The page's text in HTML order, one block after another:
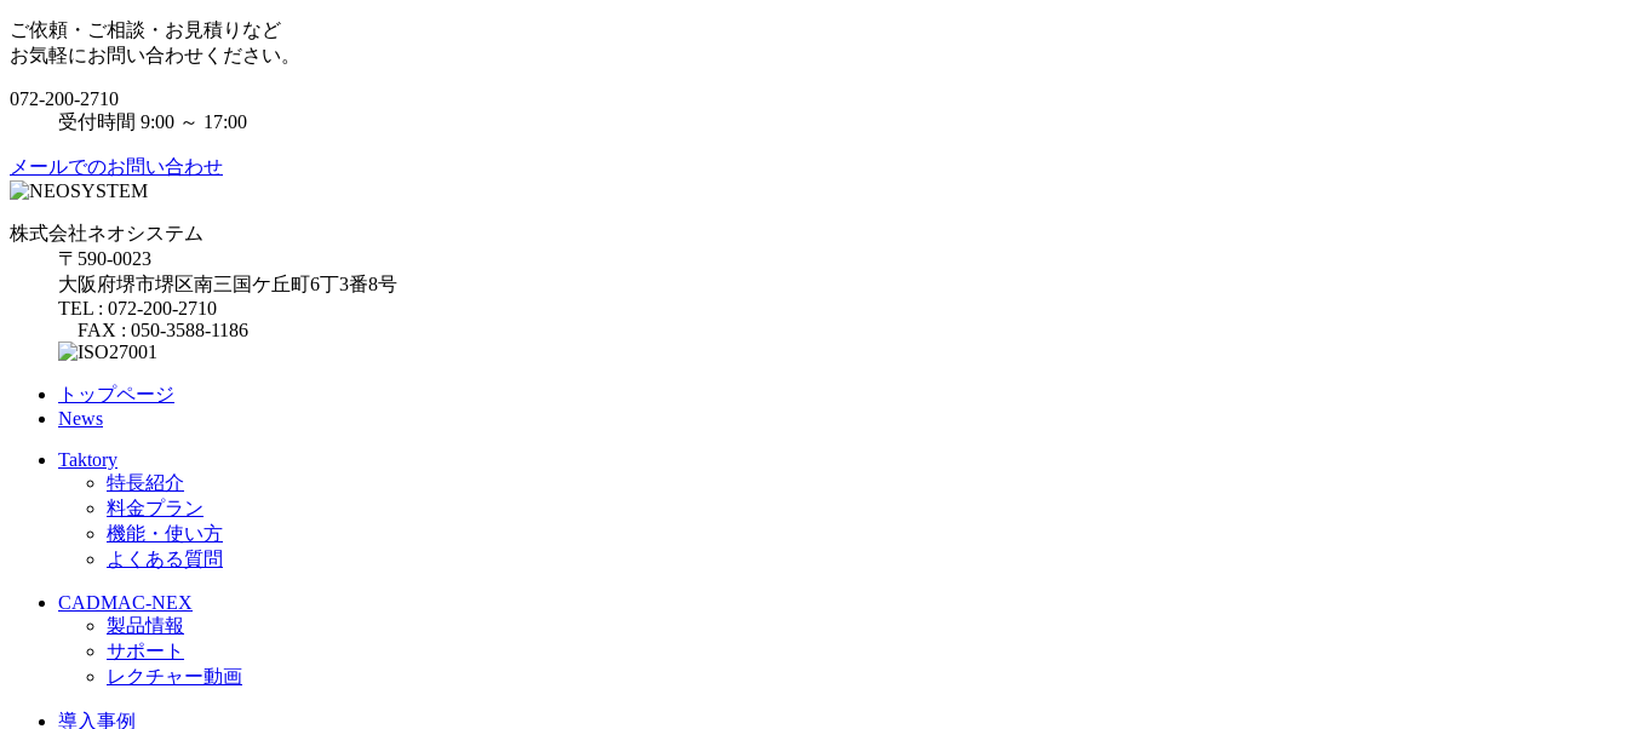
ご依頼・ご相談・お見積りなど
お気軽にお問い合わせください。
072-200-2710
受付時間 9:00 ～ 17:00
メールでのお問い合わせ
株式会社ネオシステム
〒590-0023
大阪府堺市堺区南三国ケ丘町6丁3番8号
TEL : 072-200-2710
FAX : 050-3588-1186
トップページ
News
Taktory
特長紹介
料金プラン
機能・使い方
よくある質問
CADMAC-NEX
製品情報
サポート
レクチャー動画
導入事例